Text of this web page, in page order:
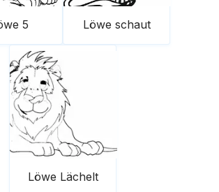
5 Löwe schaut
Löwe Lächelt